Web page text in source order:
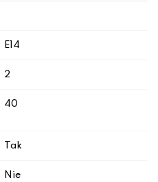
E14
2
40
Tak
Nie